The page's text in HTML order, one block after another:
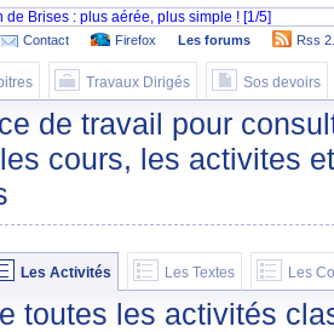
Contact Firefox Les forums Rss
Travaux Dirigés Sos devoirs
de travail pour
cours, les activites
Les Activités Les Textes Les
toutes les activités